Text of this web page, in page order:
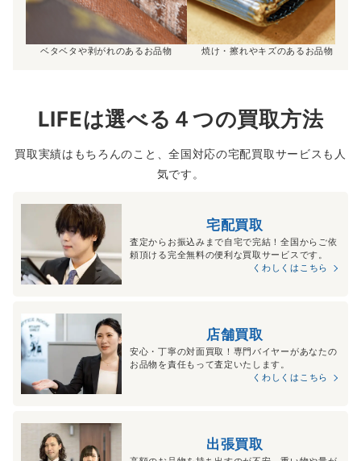
ベタベタや剥がれのあるお品物 焼け・擦れやキズのあるお品物
LIFEは選べる４つの買取方法
買取実績はもちろんのこと、全国対応の宅配買取サービスも人
気です。
宅配買取
査定からお振込みまで自宅で完結！全国からご依
頼頂ける完全無料の便利な買取サービスです。
くわしくはこちら
店舗買取
安心・丁寧の対面買取！専門バイヤーがあなたの
お品物を責任もって査定いたします。
くわしくはこちら
出張買取